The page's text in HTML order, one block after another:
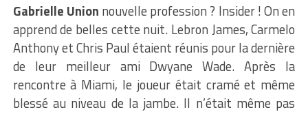
Gabrielle Union nouvelle profession ? Insider ! On en
apprend de belles cette nuit. Lebron James, Carmelo
Anthony et Chris Paul étaient réunis pour la dernière
de leur meilleur ami Dwyane Wade. Après la
rencontre à Miami, le joueur était cramé et même
blessé au niveau de la jambe. Il n’était même pas